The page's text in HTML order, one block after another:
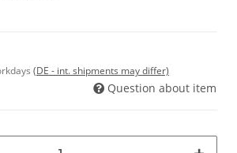
(DE - int. shipments may differ)
Question about item